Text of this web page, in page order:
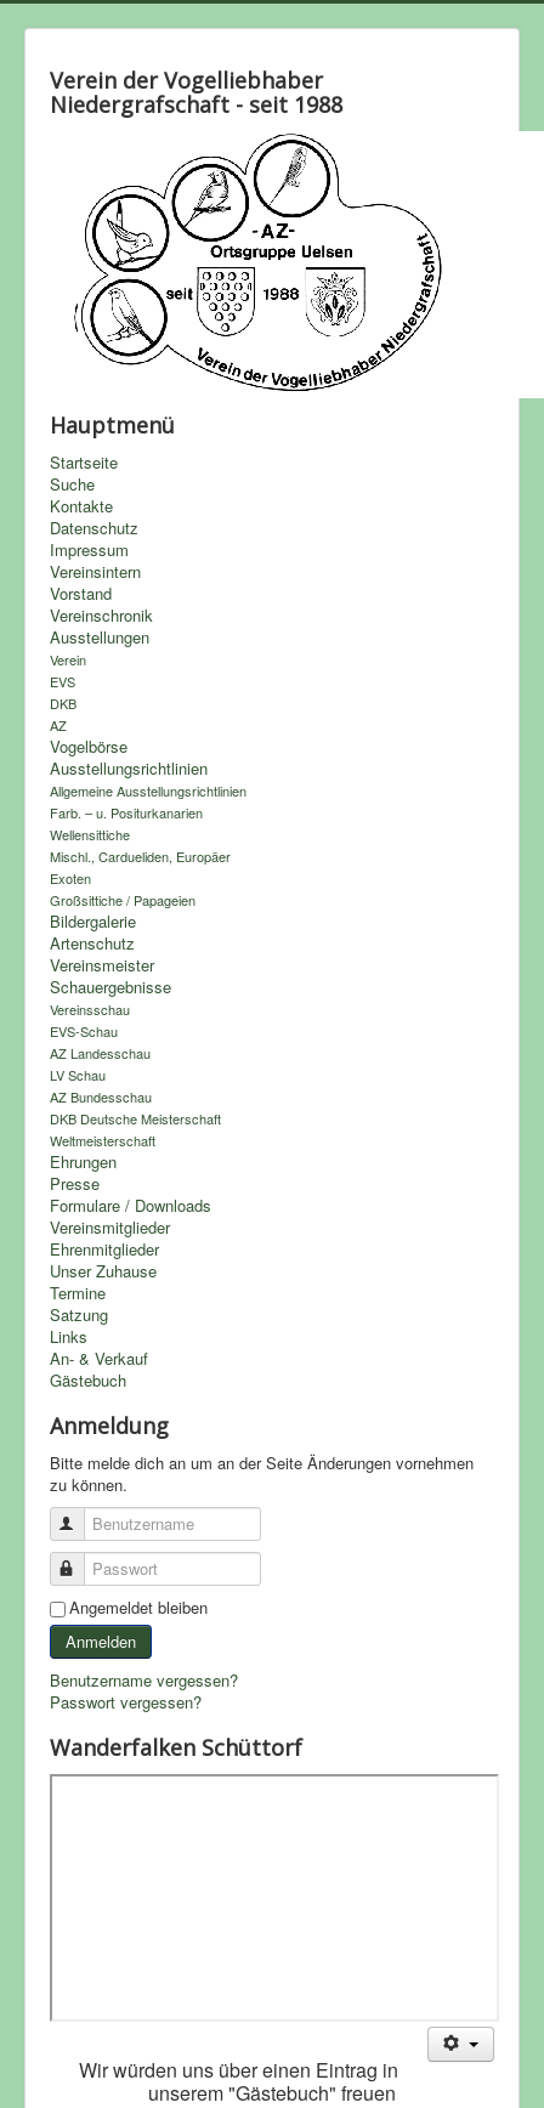
Verein der Vogelliebhaber
Niedergrafschaft - seit 1988
Hauptmenü
Startseite
Suche
Kontakte
Datenschutz
Impressum
Vereinsintern
Vorstand
Vereinschronik
Ausstellungen
Verein
EVS
DKB
AZ
Vogelbörse
Ausstellungsrichtlinien
Allgemeine Ausstellungsrichtlinien
Farb. – u. Positurkanarien
Wellensittiche
Mischl., Cardueliden, Europäer
Exoten
Großsittiche / Papageien
Bildergalerie
Artenschutz
Vereinsmeister
Schauergebnisse
Vereinsschau
EVS-Schau
AZ Landesschau
LV Schau
AZ Bundesschau
DKB Deutsche Meisterschaft
Weltmeisterschaft
Ehrungen
Presse
Formulare / Downloads
Vereinsmitglieder
Ehrenmitglieder
Unser Zuhause
Termine
Satzung
Links
An- & Verkauf
Gästebuch
Anmeldung
Bitte melde dich an um an der Seite Änderungen vornehmen
zu können.
Benutzername
Passwort
Angemeldet bleiben
Anmelden
Benutzername vergessen?
Passwort vergessen?
Wanderfalken Schüttorf
Wir würden uns über einen Eintrag in
unserem "Gästebuch" freuen